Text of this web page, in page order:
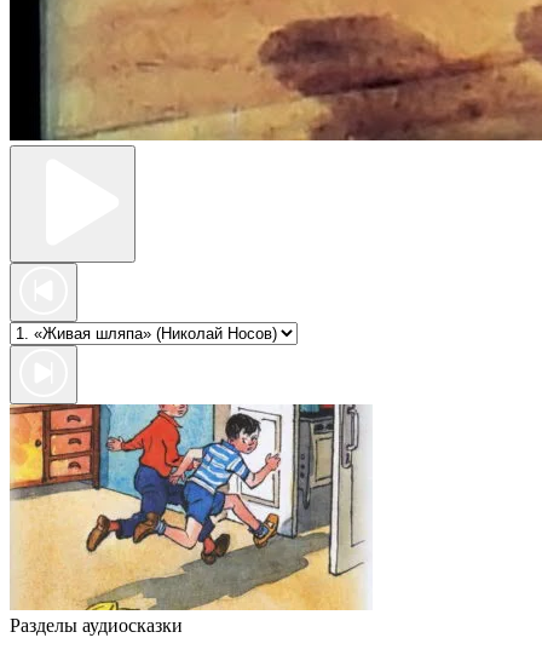
Разделы аудиосказки